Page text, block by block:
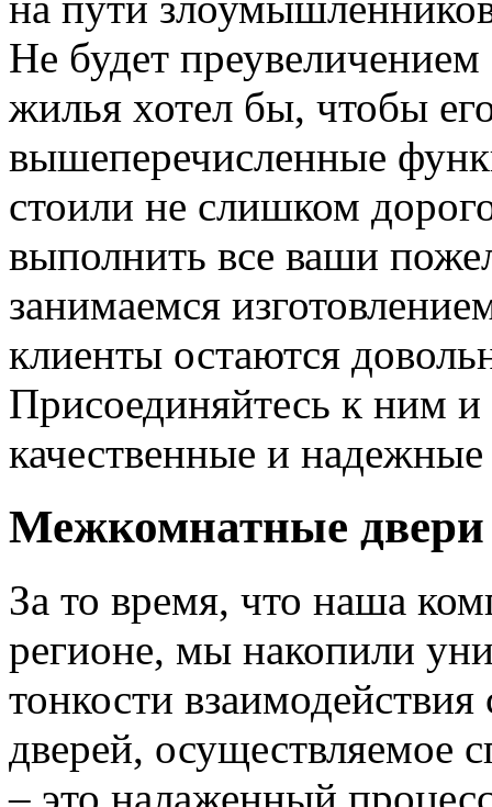
Не будет
жилья хотел бы, чтобы
вышеперечисленные
стоили не слишком
выполнить все ваши
занимаемся
клиенты остаются
Присоединяйтесь к ним
качественные и
Межкомнатные двери
За то время, что наша
регионе, мы накопили
тонкости
дверей, осуществляемое